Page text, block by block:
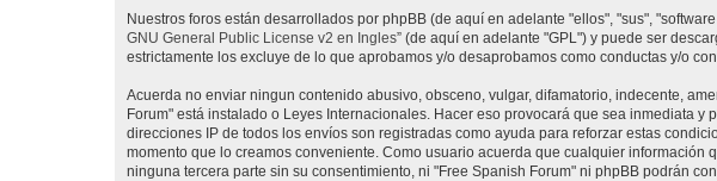
Nuestros foros están desarrollados por phpBB (de aquí en adelante "ellos", "sus",
GNU General Public License v2 en Ingles” (de aquí en adelante "GPL") y puede ser
estrictamente los excluye de lo que aprobamos y/o desaprobamos como conductas y/o
Acuerda no enviar ningun contenido abusivo, obsceno, vulgar, difamatorio, indecente,
Forum" está instalado o Leyes Internacionales. Hacer eso provocará que sea inmediata
direcciones IP de todos los envíos son registradas como ayuda para reforzar estas
momento que lo creamos conveniente. Como usuario acuerda que cualquier
ninguna tercera parte sin su consentimiento, ni "Free Spanish Forum" ni phpBB podrán